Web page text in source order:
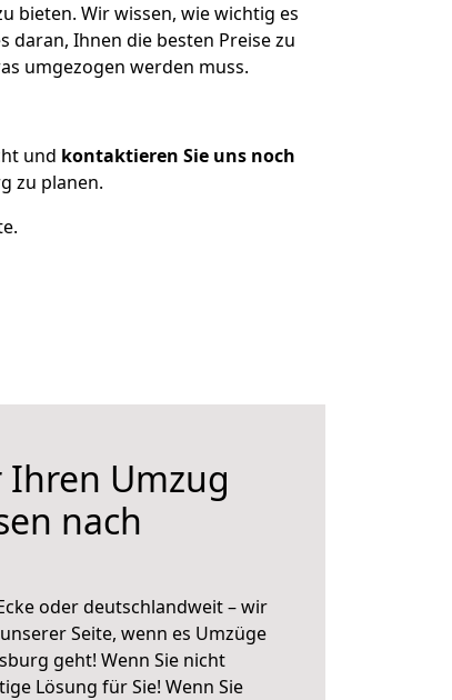
bieten. Wir wissen, wie wichtig es
daran, Ihnen die besten Preise zu
umgezogen werden muss.
und kontaktieren Sie uns noch
zu planen.
Ihren Umzug
nach
oder deutschlandweit – wir
Seite, wenn es Umzüge
geht! Wenn Sie nicht
Lösung für Sie! Wenn Sie